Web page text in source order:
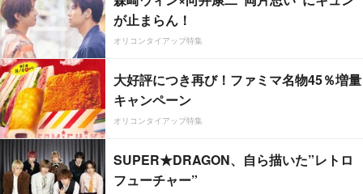
が止まらん！
オリコンタイアップ特集
大好評につき再び！ファミマ名物45％増量
キャンペーン
オリコンタイアップ特集
SUPER★DRAGON、自ら描いた”レトロ
フューチャー”